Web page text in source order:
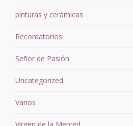
pinturas y cerámicas
Recordatorios
Señor de Pasión
Uncategorized
Varios